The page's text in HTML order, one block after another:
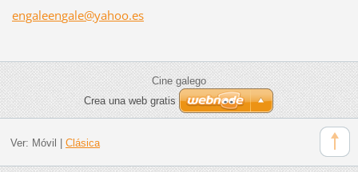
engaleengale@yahoo.es
Cine galego
Crea una web gratis
Ver: Móvil Clásica